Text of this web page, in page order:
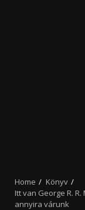
Home
Könyv
Itt van George R.
annyira várunk